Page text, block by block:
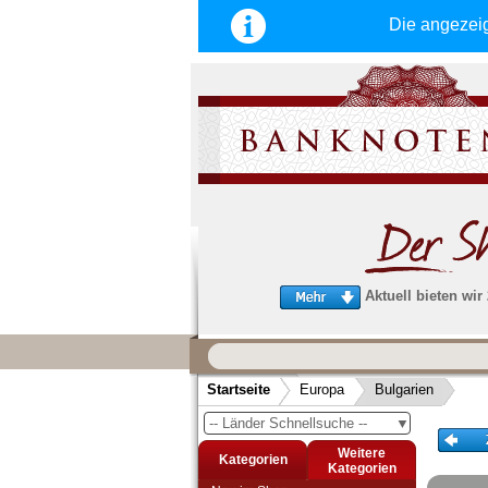
Die
Aktuell bieten wir
schnellen, sicheren und
Service
Schneller und sicherer Versand-
Bestellungen werktags bis 14:00 Uhr,
noch am selben Tag verschickt werden.
(Versand mit DHL oder Deutsche Post)
Startseite Europa Bulgarien
▼
-- Länder Schnellsuche --
Kategorien
Weitere
Kategorien